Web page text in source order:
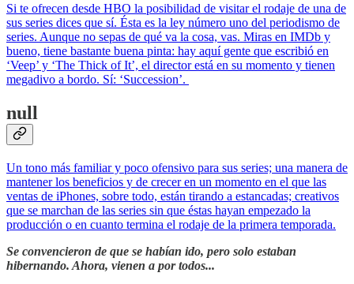
Si te ofrecen desde HBO la posibilidad de visitar el rodaje de una de
sus series dices que sí. Ésta es la ley número uno del periodismo de
series. Aunque no sepas de qué va la cosa, vas. Miras en IMDb y
bueno, tiene bastante buena pinta: hay aquí gente que escribió en
‘Veep’ y ‘The Thick of It’, el director está en su momento y tienen
megadivo a bordo. Sí: ‘Succession’.
null
Un tono más familiar y poco ofensivo para sus series; una manera de
mantener los beneficios y de crecer en un momento en el que las
ventas de iPhones, sobre todo, están tirando a estancadas; creativos
que se marchan de las series sin que éstas hayan empezado la
producción o en cuanto termina el rodaje de la primera temporada.
Se convencieron de que se habían ido, pero solo estaban
hibernando. Ahora, vienen a por todos...